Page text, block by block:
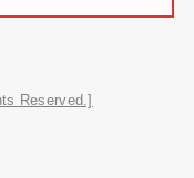
Reserved.]